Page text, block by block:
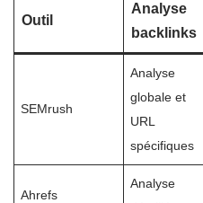
Outil
Analyse
backlinks
SEMrush
Analyse
globale et
URL
spécifiques
Ahrefs
Analyse